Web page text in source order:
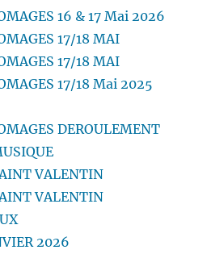
16 & 17 Mai 2026
17/18 MAI
17/18 MAI
17/18 Mai 2025
DEROULEMENT
VALENTIN
VALENTIN
2026